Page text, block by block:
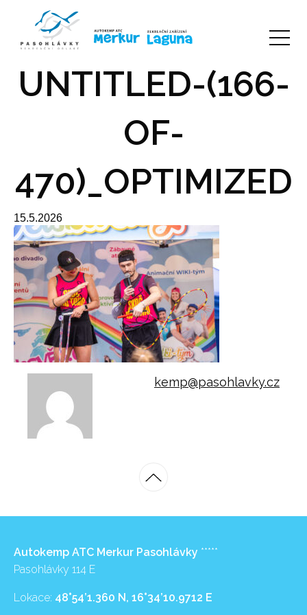
UNTITLED-(166-
OF-
470)_OPTIMIZED
15.5.2026
kemp@pasohlavky.cz
Autokemp ATC Merkur Pasohlávky *****
Pasohlávky 114 E
Lokace: 48°54’1.360 N, 16°34’10.9712 E